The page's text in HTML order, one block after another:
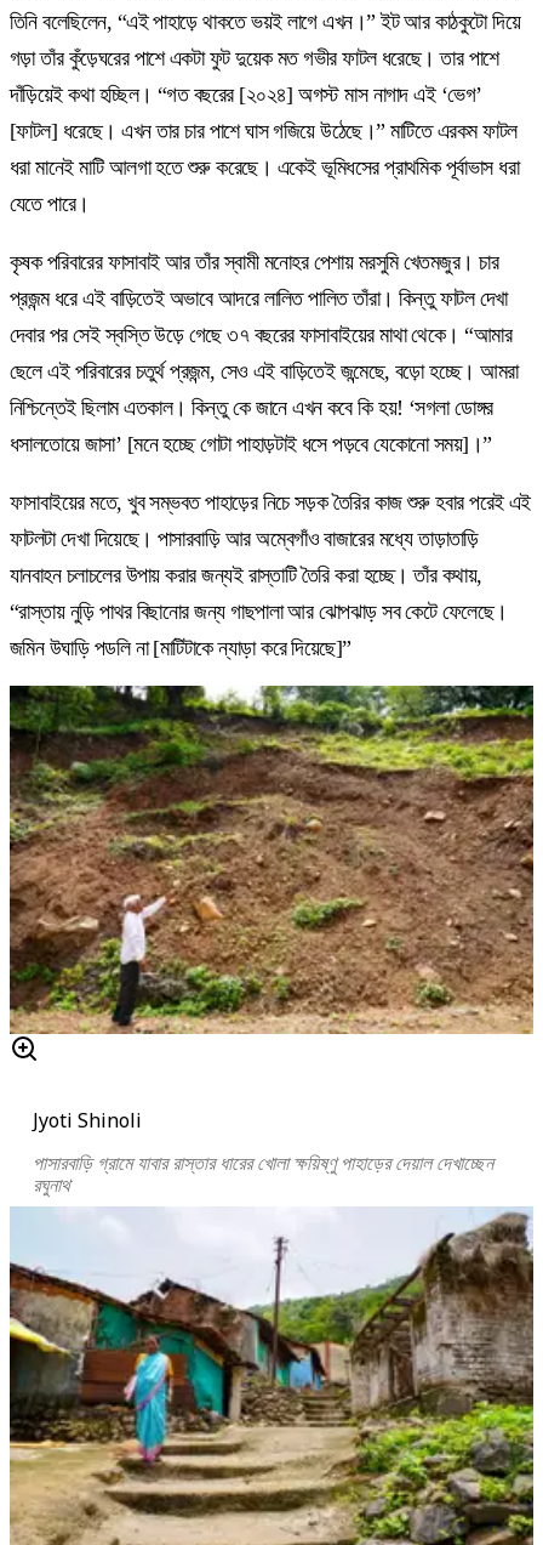
তিনি বলেছিলেন, “এই পাহাড়ে থাকতে ভয়ই লাগে এখন।” ইট আর কাঠকুটো দিয়ে
গড়া তাঁর কুঁড়েঘরের পাশে একটা ফুট দুয়েক মত গভীর ফাটল ধরেছে। তার পাশে
দাঁড়িয়েই কথা হচ্ছিল। “গত বছরের [২০২৪] অগস্ট মাস নাগাদ এই ‘ভেগ’
[ফাটল] ধরেছে। এখন তার চার পাশে ঘাস গজিয়ে উঠেছে।” মাটিতে এরকম ফাটল
ধরা মানেই মাটি আলগা হতে শুরু করেছে। একেই ভূমিধসের প্রাথমিক পূর্বাভাস ধরা
যেতে পারে।
কৃষক পরিবারের ফাসাবাই আর তাঁর স্বামী মনোহর পেশায় মরসুমি খেতমজুর। চার
প্রজন্ম ধরে এই বাড়িতেই অভাবে আদরে লালিত পালিত তাঁরা। কিন্তু ফাটল দেখা
দেবার পর সেই স্বস্তি উড়ে গেছে ৩৭ বছরের ফাসাবাইয়ের মাথা থেকে। “আমার
ছেলে এই পরিবারের চতুর্থ প্রজন্ম, সেও এই বাড়িতেই জন্মেছে, বড়ো হচ্ছে। আমরা
নিশ্চিন্তেই ছিলাম এতকাল। কিন্তু কে জানে এখন কবে কি হয়! ‘সগলা ডোঙ্গর
ধসালতোয়ে জাসা’ [মনে হচ্ছে গোটা পাহাড়টাই ধসে পড়বে যেকোনো সময়]।”
ফাসাবাইয়ের মতে, খুব সম্ভবত পাহাড়ের নিচে সড়ক তৈরির কাজ শুরু হবার পরেই এই
ফাটলটা দেখা দিয়েছে। পাসারবাড়ি আর অম্বেগাঁও বাজারের মধ্যে তাড়াতাড়ি
যানবাহন চলাচলের উপায় করার জন্যই রাস্তাটি তৈরি করা হচ্ছে। তাঁর কথায়,
“রাস্তায় নুড়ি পাথর বিছানোর জন্য গাছপালা আর ঝোপঝাড় সব কেটে ফেলেছে।
জমিন উঘাড়ি পডলি না [মাটিটাকে ন্যাড়া করে দিয়েছে]”
Jyoti Shinoli
পাসারবাড়ি গ্রামে যাবার রাস্তার ধারের খোলা ক্ষয়িষ্ণু পাহাড়ের দেয়াল দেখাচ্ছেন
রঘুনাথ